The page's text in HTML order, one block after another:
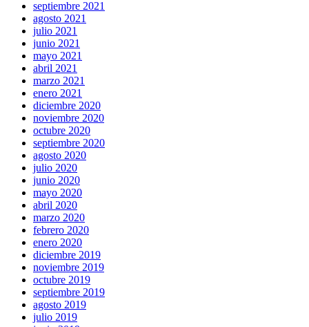
septiembre 2021
agosto 2021
julio 2021
junio 2021
mayo 2021
abril 2021
marzo 2021
enero 2021
diciembre 2020
noviembre 2020
octubre 2020
septiembre 2020
agosto 2020
julio 2020
junio 2020
mayo 2020
abril 2020
marzo 2020
febrero 2020
enero 2020
diciembre 2019
noviembre 2019
octubre 2019
septiembre 2019
agosto 2019
julio 2019